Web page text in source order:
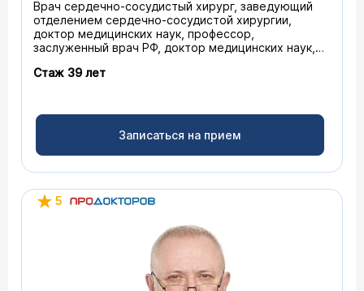
Врач сердечно-сосудистый хирург, заведующий
отделением сердечно-сосудистой хирургии,
доктор медицинских наук, профессор,
заслуженный врач РФ, доктор медицинских наук,
Стаж 39 лет
Записаться на прием
5